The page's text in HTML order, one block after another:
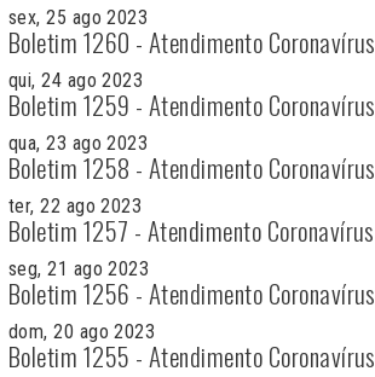
sex, 25 ago 2023
Boletim 1260 - Atendimento Coronavírus
qui, 24 ago 2023
Boletim 1259 - Atendimento Coronavírus
qua, 23 ago 2023
Boletim 1258 - Atendimento Coronavírus
ter, 22 ago 2023
Boletim 1257 - Atendimento Coronavírus
seg, 21 ago 2023
Boletim 1256 - Atendimento Coronavírus
dom, 20 ago 2023
Boletim 1255 - Atendimento Coronavírus